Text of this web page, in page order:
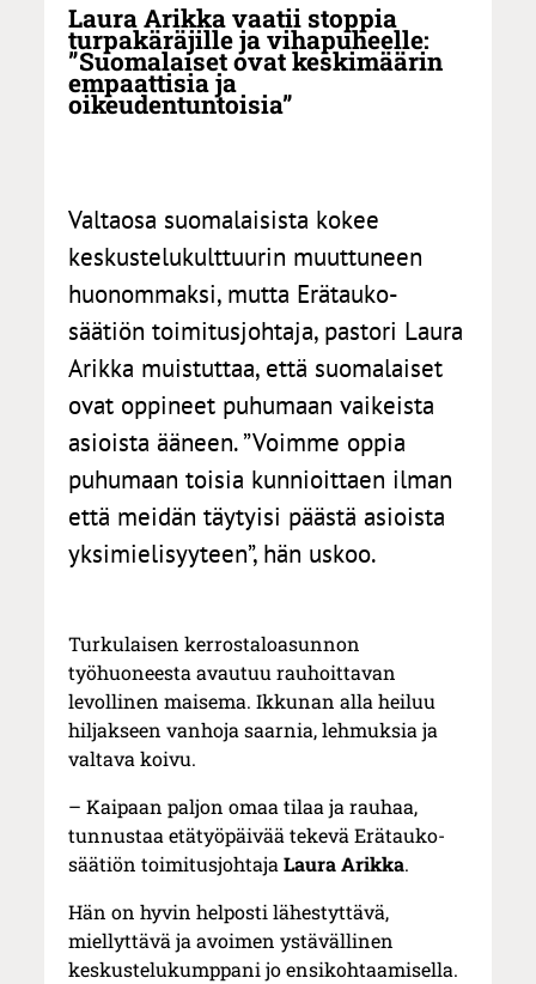
Laura Arikka vaatii stoppia
turpakäräjille ja vihapuheelle:
”Suomalaiset ovat keskimäärin
empaattisia ja
oikeudentuntoisia”
Valtaosa suomalaisista kokee
keskustelukulttuurin muuttuneen
huonommaksi, mutta Erätauko-
säätiön toimitusjohtaja, pastori Laura
Arikka muistuttaa, että suomalaiset
ovat oppineet puhumaan vaikeista
asioista ääneen. ”Voimme oppia
puhumaan toisia kunnioittaen ilman
että meidän täytyisi päästä asioista
yksimielisyyteen”, hän uskoo.
Turkulaisen kerrostaloasunnon
työhuoneesta avautuu rauhoittavan
levollinen maisema. Ikkunan alla heiluu
hiljakseen vanhoja saarnia, lehmuksia ja
valtava koivu.
– Kaipaan paljon omaa tilaa ja rauhaa,
tunnustaa etätyöpäivää tekevä Erätauko-
säätiön toimitusjohtajaLaura Arikka.
Hän on hyvin helposti lähestyttävä,
miellyttävä ja avoimen ystävällinen
keskustelukumppani jo ensikohtaamisella.